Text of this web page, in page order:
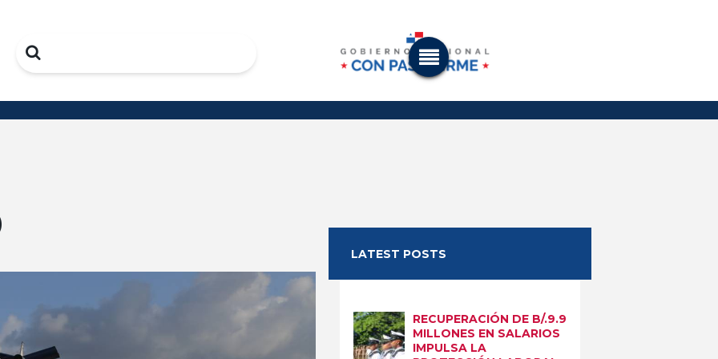
Search
LATEST POSTS
RECUPERACIÓN DE B/.9.9
MILLONES EN SALARIOS
IMPULSA LA